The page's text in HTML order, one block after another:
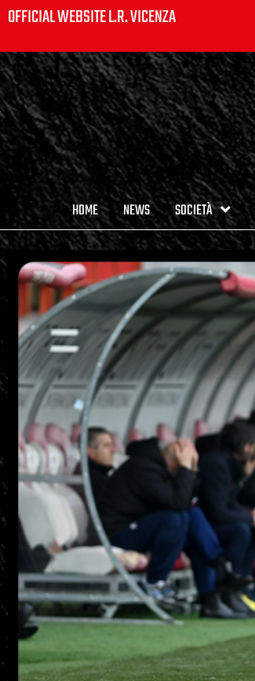
OFFICIAL WEBSITE L.R. VICENZA
HOME NEWS SOCIETÀ